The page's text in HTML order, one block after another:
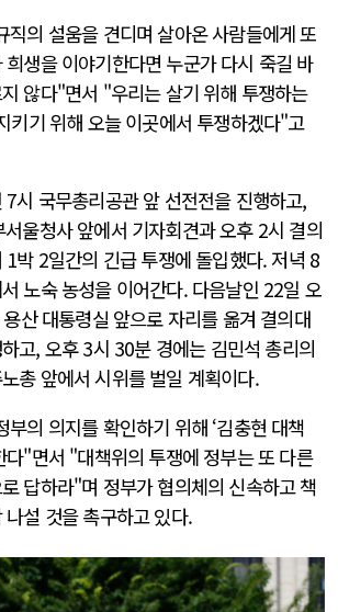
직의 설움을 견디며 살아온 사람들에게 또
생을 이야기한다면 누군가 다시 죽길 바
않다"면서 "우리는 살기 위해 투쟁하는
키기 위해 오늘 이곳에서 투쟁하겠다"고
시 국무총리공관 앞 선전전을 진행하고,
울청사 앞에서 기자회견과 오후 2시 결의
1박 2일간의 긴급 투쟁에 돌입했다. 저녁 8
노숙 농성을 이어간다. 다음날인 22일 오
산 대통령실 앞으로 자리를 옮겨 결의대
고, 오후 3시 30분 경에는 김민석 총리의
총 앞에서 시위를 벌일 계획이다.
의 의지를 확인하기 위해 ‘김충현 대책
다"면서 "대책위의 투쟁에 정부는 또 다른
답하라"며 정부가 협의체의 신속하고 책
설 것을 촉구하고 있다.